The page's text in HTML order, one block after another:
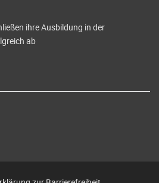
ihre Ausbildung in der
ab